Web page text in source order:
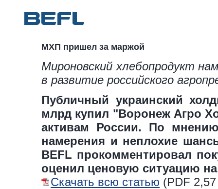
МХП пришел за маржой
Мироновский хлебопродукт
в развитие российского
Публичный украинский
млрд купил "Воронеж Агро
активам России. По
намерения и неплохие
BEFL прокомментировал
оценил ценовую ситуацию
Скачать всю статью (PDF